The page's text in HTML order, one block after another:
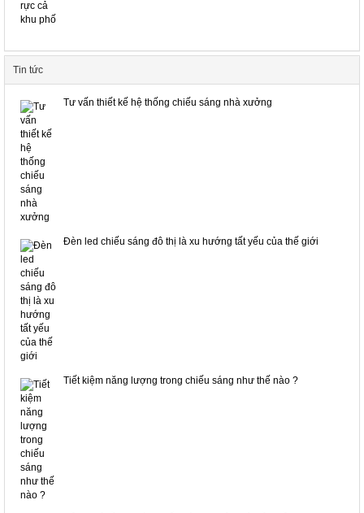
Tin tức
Tư vấn thiết kế hệ thống chiếu sáng nhà xưởng
Đèn led chiếu sáng đô thị là xu hướng tất yếu của thế giới
Tiết kiệm năng lượng trong chiếu sáng như thế nào ?